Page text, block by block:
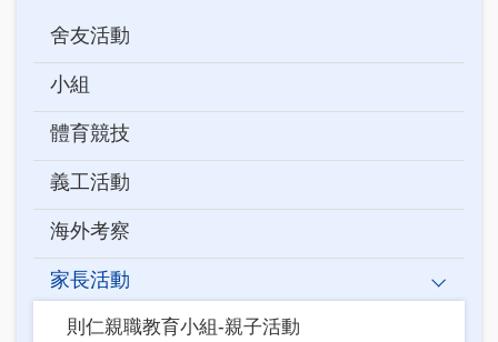
navigation
舍友活動
小組
體育競技
義工活動
海外考察
家長活動
則仁親職教育小組-親子活動